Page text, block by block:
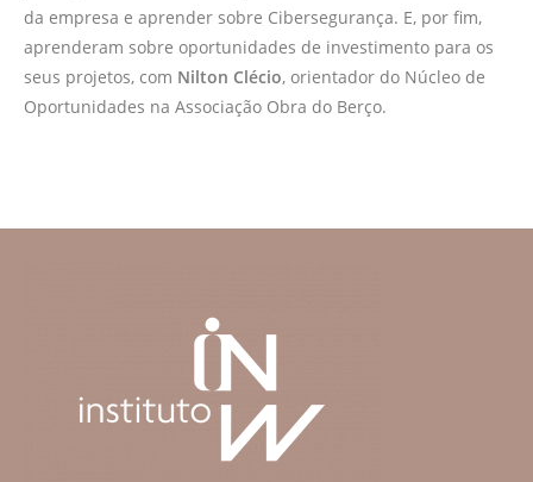
da empresa e aprender sobre Cibersegurança. E, por fim,
aprenderam sobre oportunidades de investimento para os
seus projetos, com Nilton Clécio, orientador do Núcleo de
Oportunidades na Associação Obra do Berço.